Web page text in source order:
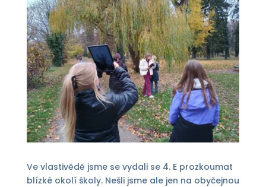
Ve vlastivědě jsme se vydali se 4. E prozkoumat
blízké okolí školy. Nešli jsme ale jen na obyčejnou